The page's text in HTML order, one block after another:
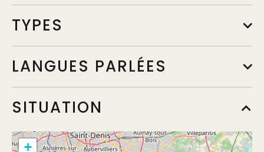
TYPES
LANGUES PARLÉES
SITUATION
+